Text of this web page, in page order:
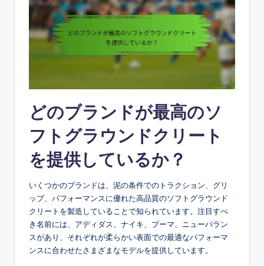
どのブランドが最高のソ
フトグラウンドクリート
を提供しているか？
いくつかのブランドは、泥の条件でのトラクション、グリ
ップ、パフォーマンスに優れた高品質のソフトグラウンド
クリートを製造していることで知られています。注目すべ
き名前には、アディダス、ナイキ、プーマ、ニューバラン
スがあり、それぞれが柔らかい表面での最適なパフォーマ
ンスに合わせたさまざまなモデルを提供しています。